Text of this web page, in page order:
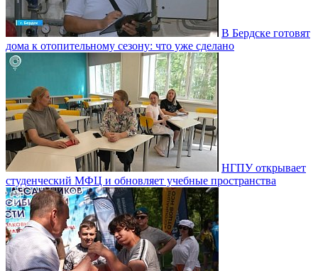
В Бердске готовят
дома к отопительному сезону: что уже сделано
НГПУ открывает
студенческий МФЦ и обновляет учебные пространства